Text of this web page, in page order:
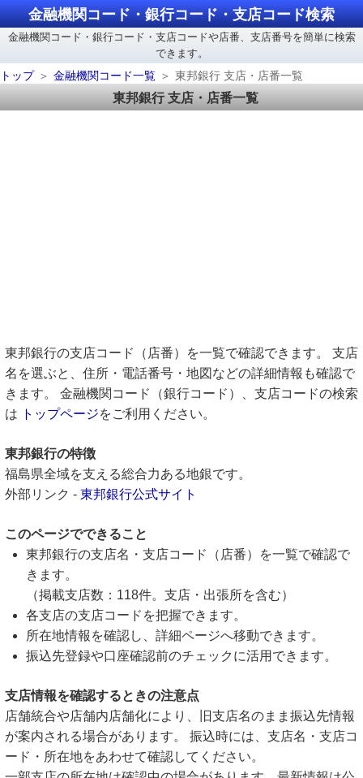
金融機関コード・銀行コード・支店コード検索
金融機関コード・銀行コード・支店コードや店番、支店番号を簡単に検索
できます。
トップ
金融機関コード一覧 東邦銀行 支店・店番一覧
東邦銀行 支店・店番一覧
東邦銀行の支店コード（店番）を一覧で確認できます。 支店
名を選ぶと、住所・電話番号・地図などの詳細情報も確認で
きます。 金融機関コード（銀行コード）、支店コードの検索
は
トップページをご利用ください。
東邦銀行の特徴
福島県全域を支える総合力ある地銀です。
外部リンク - 東邦銀行公式サイト
このページでできること
東邦銀行の支店名・支店コード（店番）を一覧で確認で
きます。
（掲載支店数：118件。支店・出張所を含む）
各支店の支店コードを把握できます。
所在地情報を確認し、詳細ページへ移動できます。
振込先登録や口座確認前のチェックに活用できます。
支店情報を確認するときの注意点
店舗統合や店舗内店舗化により、旧支店名のまま振込先情報
が案内される場合があります。 振込時には、支店名・支店コ
ード・所在地をあわせて確認してください。